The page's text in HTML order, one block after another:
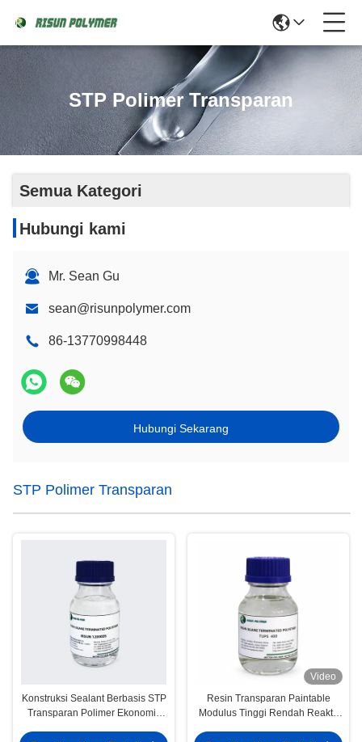
STP Polimer Transparan
Semua Kategori
Hubungi kami
Mr. Sean Gu
sean@risunpolymer.com
86-13770998448
Hubungi Sekarang
STP Polimer Transparan
Konstruksi Sealant Berbasis STP
Transparan Polimer Ekonomis
Video
Resin Transparan Paintable
Modulus Tinggi Rendah Reaktif